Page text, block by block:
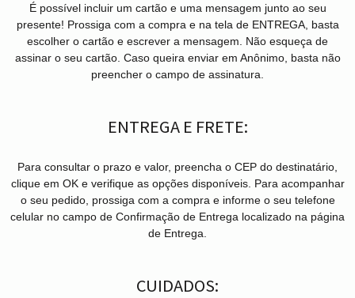
É possível incluir um cartão e uma mensagem junto ao seu
presente! Prossiga com a compra e na tela de ENTREGA, basta
escolher o cartão e escrever a mensagem. Não esqueça de
assinar o seu cartão. Caso queira enviar em Anônimo, basta não
preencher o campo de assinatura.
ENTREGA E FRETE:
Para consultar o prazo e valor, preencha o CEP do destinatário,
clique em OK e verifique as opções disponíveis. Para acompanhar
o seu pedido, prossiga com a compra e informe o seu telefone
celular no campo de Confirmação de Entrega localizado na página
de Entrega.
CUIDADOS: